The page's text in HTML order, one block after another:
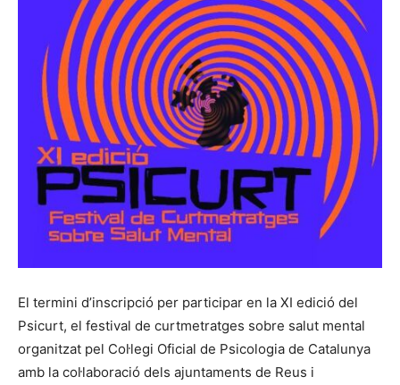
El termini d’inscripció per participar en la XI edició del
Psicurt, el festival de curtmetratges sobre salut mental
organitzat pel Col·legi Oficial de Psicologia de Catalunya
amb la col·laboració dels ajuntaments de Reus i